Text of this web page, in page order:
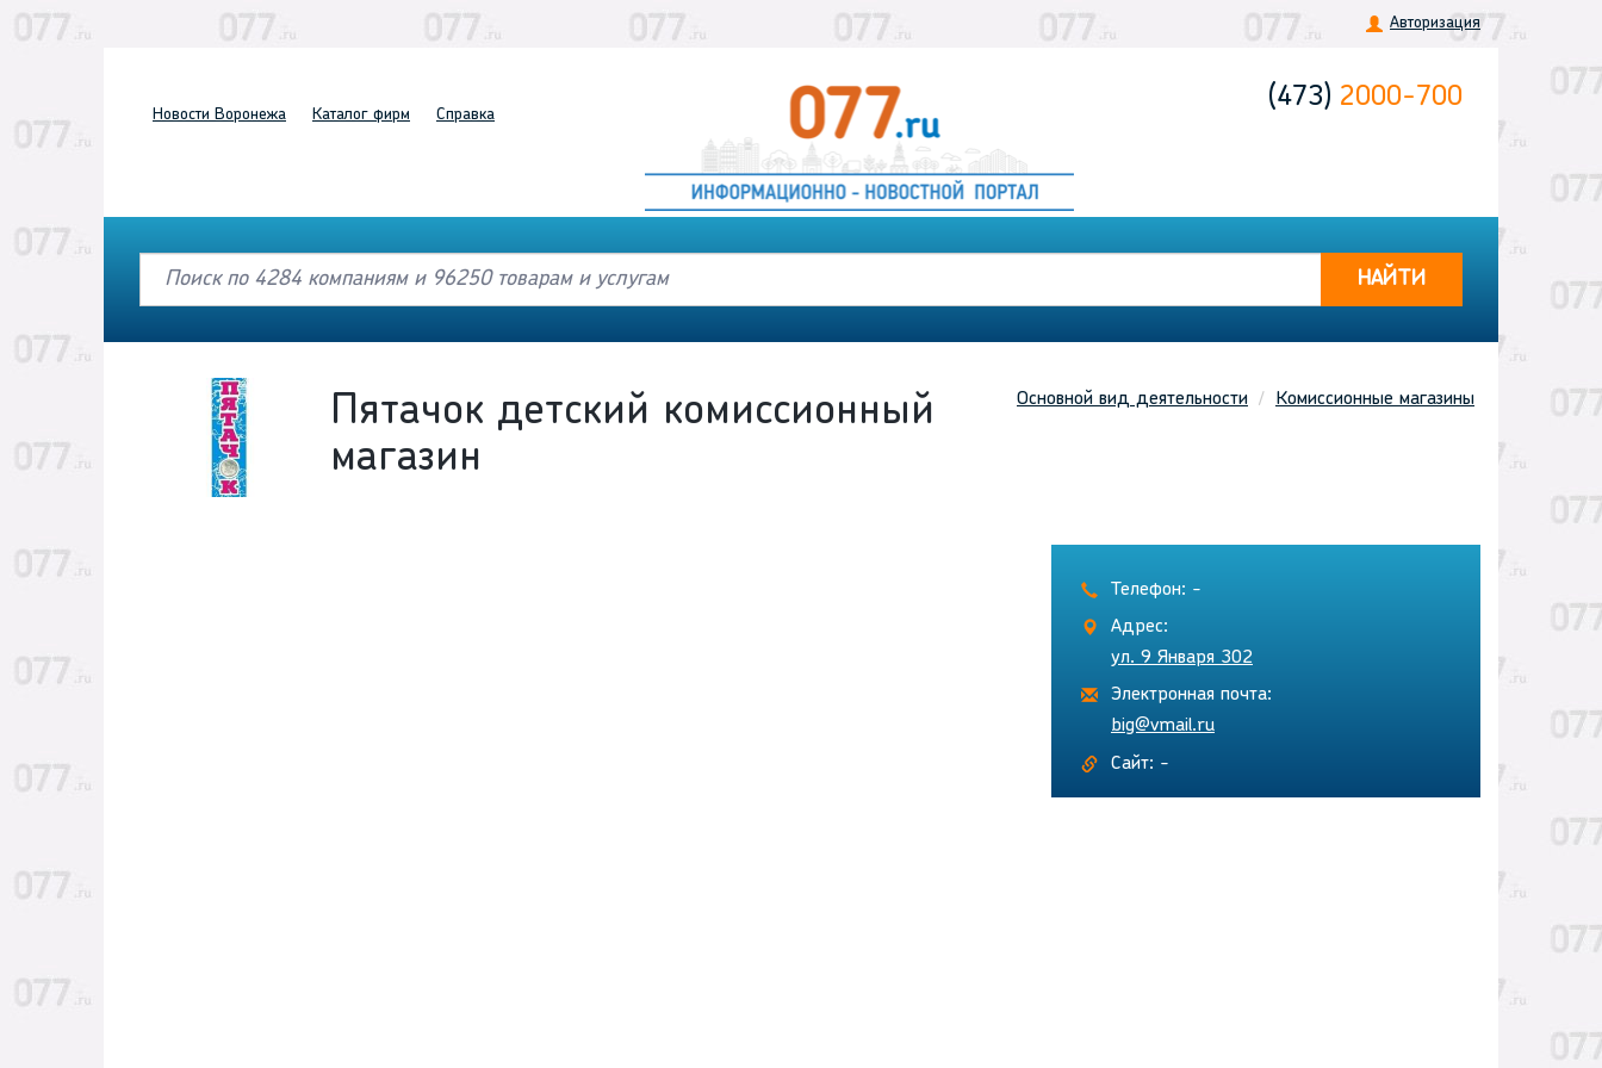
Авторизация
Новости Воронежа Каталог фирм Справка
(473) 2000-700
НАЙТИ
Основной вид деятельности Комиссионные магазины
Пятачок детский комиссионный
магазин
Телефон: -
Адрес:
ул. 9 Января 302
Электронная почта:
big@vmail.ru
Сайт: -